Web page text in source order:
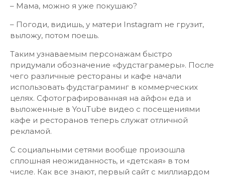
– Мама, можно я уже покушаю?
– Погоди, видишь, у матери Instagram не грузит,
выложу, потом поешь.
Таким узнаваемым персонажам быстро
придумали обозначение «фудстаграмеры». После
чего различные рестораны и кафе начали
использовать фудстаграминг в коммерческих
целях. Сфотографированная на айфон еда и
выложенные в YouTube видео с посещениями
кафе и ресторанов теперь служат отличной
рекламой.
С социальными сетями вообще произошла
сплошная неожиданность, и «детская» в том
числе. Как все знают, первый сайт с миллиардом